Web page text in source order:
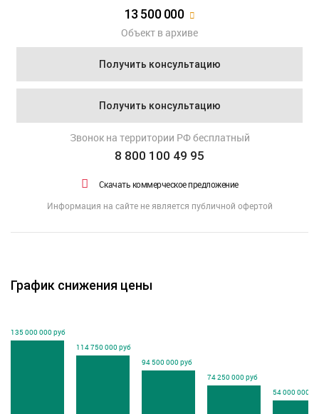
13 500 000
Объект в архиве
Получить консультацию
Получить консультацию
Звонок на территории РФ бесплатный
8 800 100 49 95
Скачать коммерческое предложение
Информация на сайте не является публичной офертой
График снижения цены
135 000 000 руб
114 750 000 руб
94 500 000 руб
74 250 000 руб
54 000 000